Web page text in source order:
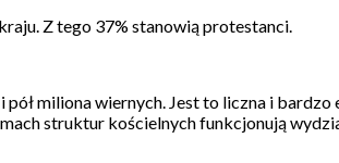
Z tego 37% stanowią protestanci.
pół miliona wiernych. Jest to liczna i
struktur kościelnych funkcjonują